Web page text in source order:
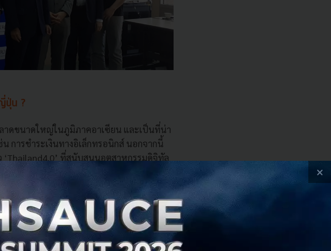
ปุ่น ?
าดขนาดใหญ่ในภูมิภาคอาเซียน และเป็นที่น่า
การชำระเงินทางอิเล็กทรอนิกส์ นอกจากนี้
‘Thailand4.0’ ที่สนับสนุนอุตสาหกรรมดิจิทัล
ญดังกล่าว จึงได้ทำความร่วมมือกับ
จร โดยได้มีการจัดงานเจรจาธุรกิจของ
2019 ซึ่งนับเป็นอีกหนึ่งเป้าหมายการ
×